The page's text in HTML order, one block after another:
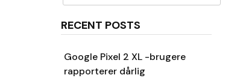
RECENT POSTS
Google Pixel 2 XL -brugere
rapporterer dårlig